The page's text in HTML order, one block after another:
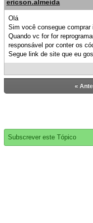
ericson.almeida
Olá
Sim você consegue comprar
Quando vc for for
responsável por conter os
Segue link de site que eu
«
Subscrever este Tópico